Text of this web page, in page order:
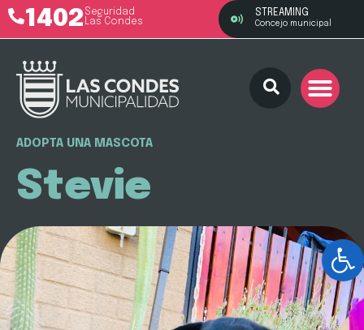
1402 Seguridad
Las Condes
STREAMING
Concejo municipal
ADOPTA UNA MASCOTA
Stevie